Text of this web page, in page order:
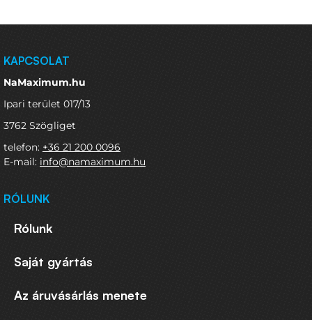
KAPCSOLAT
NaMaximum.hu
Ipari terület 017/13
3762 Szögliget
telefon: +36 21 200 0096
E-mail: info@namaximum.hu
RÓLUNK
Rólunk
Saját gyártás
Az áruvásárlás menete